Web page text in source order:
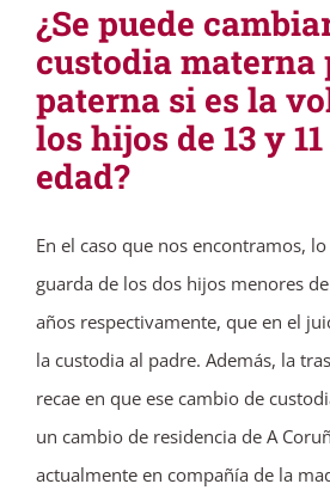
¿Se puede
custodia materna
paterna si es la
los hijos de 13 y
edad?
En el caso que nos encontramos,
guarda de los dos hijos menores
años respectivamente, que en el
la custodia al padre. Además, la
recae en que ese cambio de
un cambio de residencia de A
actualmente en compañía de la